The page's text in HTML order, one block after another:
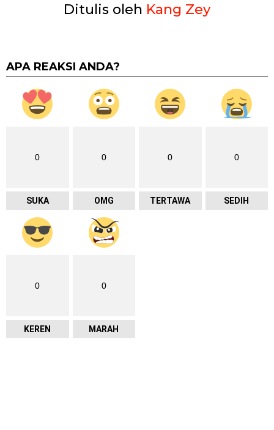
Ditulis oleh Kang Zey
APA REAKSI ANDA?
0
SUKA
0
OMG
0
TERTAWA
0
SEDIH
0
KEREN
0
MARAH